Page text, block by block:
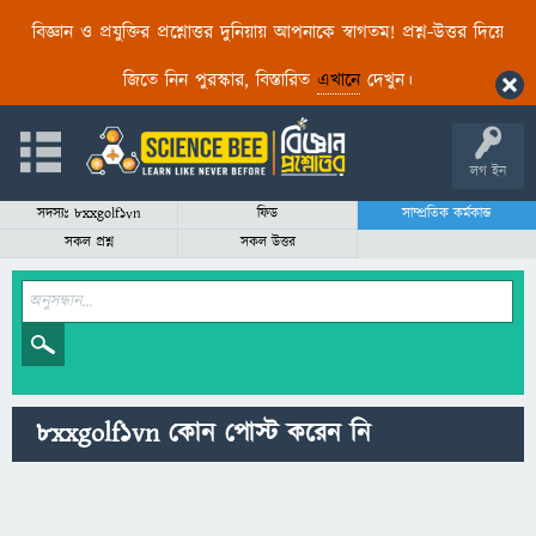
বিজ্ঞান ও প্রযুক্তির প্রশ্নোত্তর দুনিয়ায় আপনাকে স্বাগতম! প্রশ্ন-উত্তর দিয়ে
জিতে নিন পুরস্কার, বিস্তারিত এখানেদেখুন।
লগ ইন
সদস্যঃ 8xxgolf1vn ফিড
সাম্প্রতিক কর্মকান্ড
সকল প্রশ্ন
সকল উত্তর
8xxgolf1vn কোন পোস্ট করেন নি